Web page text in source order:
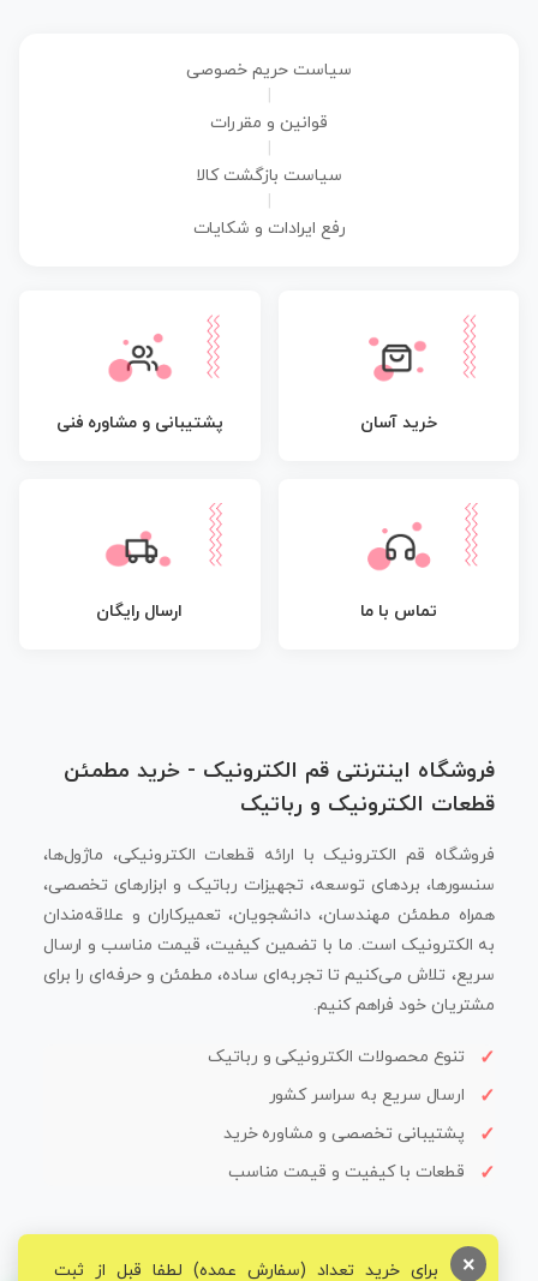
سیاست حریم خصوصی
قوانین و مقررات
سیاست بازگشت کالا
رفع ایرادات و شکایات
خرید آسان پشتیبانی و مشاوره فنی
تماس با ما ارسال رایگان
فروشگاه اینترنتی قم الکترونیک - خرید مطمئن
قطعات الکترونیک و رباتیک
فروشگاه قم الکترونیک با ارائه قطعات الکترونیکی، ماژول‌ها،
سنسورها، بردهای توسعه، تجهیزات رباتیک و ابزارهای تخصصی،
همراه مطمئن مهندسان، دانشجویان، تعمیرکاران و علاقه‌مندان
به الکترونیک است. ما با تضمین کیفیت، قیمت مناسب و ارسال
سریع، تلاش می‌کنیم تا تجربه‌ای ساده، مطمئن و حرفه‌ای را برای
مشتریان خود فراهم کنیم.
تنوع محصولات الکترونیکی و رباتیک
ارسال سریع به سراسر کشور
پشتیبانی تخصصی و مشاوره خرید
قطعات با کیفیت و قیمت مناسب
برای خرید تعداد (سفارش عمده) لطفا قبل از ثبت ×